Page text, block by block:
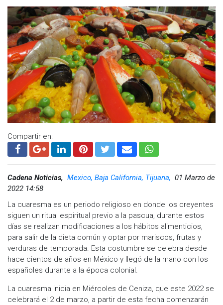
Compartir en:
Cadena Noticias, Mexico, Baja California, Tijuana, 01 Marzo de
2022 14:58
La cuaresma es un periodo religioso en donde los creyentes
siguen un ritual espiritual previo a la pascua, durante estos
días se realizan modificaciones a los hábitos alimenticios,
para salir de la dieta común y optar por mariscos, frutas y
verduras de temporada. Esta costumbre se celebra desde
hace cientos de años en México y llegó de la mano con los
españoles durante a la época colonial.
La cuaresma inicia en Miércoles de Ceniza, que este 2022 se
celebrará el 2 de marzo, a partir de esta fecha comenzarán